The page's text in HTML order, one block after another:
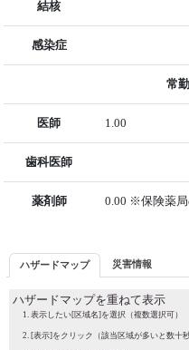
結核
感染症
常
医師 1.00
歯科医師
薬剤師 0.00 ※保険薬
ハザードマップ 災害情報
ハザードマップを重ねて表示
表示したい[区域名]を選択（複数選択可）
[表示]をクリック（該当区域が多いと数十